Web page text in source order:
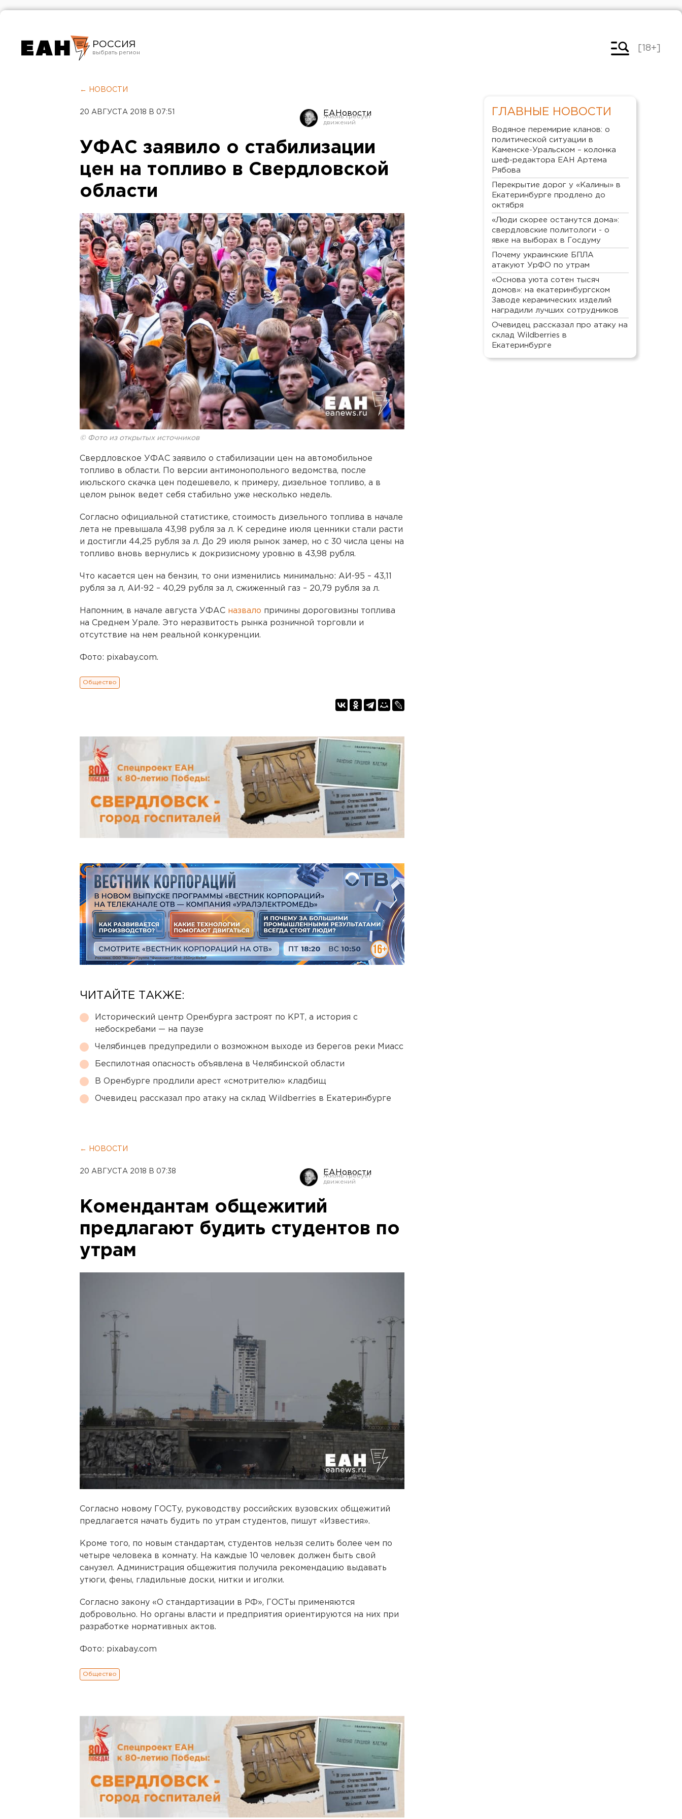
РОССИЯ
Челябинск
[18+]
← НОВОСТИ
20 АВГУСТА 2018 В 07:51 ЕАНовости
УФАС заявило о стабилизации
цен на топливо в Свердловской
области
© Фото из открытых источников
Свердловское УФАС заявило о стабилизации цен на автомобильное
топливо в области. По версии антимонопольного ведомства, после
июльского скачка цен подешевело, к примеру, дизельное топливо, а в
целом рынок ведет себя стабильно уже несколько недель.
Согласно официальной статистике, стоимость дизельного топлива в начале
лета не превышала 43,98 рубля за л. К середине июля ценники стали расти
и достигли 44,25 рубля за л. До 29 июля рынок замер, но с 30 числа цены на
топливо вновь вернулись к докризисному уровню в 43,98 рубля.
Что касается цен на бензин, то они изменились минимально: АИ-95 – 43,11
рубля за л, АИ-92 – 40,29 рубля за л, сжиженный газ – 20,79 рубля за л.
Напомним, в начале августа УФАС назвало причины дороговизны топлива
на Среднем Урале. Это неразвитость рынка розничной торговли и
отсутствие на нем реальной конкуренции.
Фото: pixabay.com.
Общество
ЧИТАЙТЕ ТАКЖЕ:
Исторический центр Оренбурга застроят по КРТ, а история с
небоскребами — на паузе
Челябинцев предупредили о возможном выходе из берегов реки Миасс
Беспилотная опасность объявлена в Челябинской области
В Оренбурге продлили арест «смотрителю» кладбищ
Очевидец рассказал про атаку на склад Wildberries в Екатеринбурге
← НОВОСТИ
20 АВГУСТА 2018 В 07:38 ЕАНовости
Комендантам общежитий
предлагают будить студентов по
утрам
Согласно новому ГОСТу, руководству российских вузовских общежитий
предлагается начать будить по утрам студентов, пишут «Известия».
Кроме того, по новым стандартам, студентов нельзя селить более чем по
четыре человека в комнату. На каждые 10 человек должен быть свой
санузел. Администрация общежития получила рекомендацию выдавать
утюги, фены, гладильные доски, нитки и иголки.
Согласно закону «О стандартизации в РФ», ГОСТы применяются
добровольно. Но органы власти и предприятия ориентируются на них при
разработке нормативных актов.
Фото: pixabay.com
Общество
ГЛАВНЫЕ НОВОСТИ
Водяное перемирие кланов: о
политической ситуации в
Каменске-Уральском – колонка
шеф-редактора ЕАН Артема
Рябова
Перекрытие дорог у «Калины» в
Екатеринбурге продлено до
октября
«Люди скорее останутся дома»:
свердловские политологи - о
явке на выборах в Госдуму
Почему украинские БПЛА
атакуют УрФО по утрам
«Основа уюта сотен тысяч
домов»: на екатеринбургском
Заводе керамических изделий
наградили лучших сотрудников
Очевидец рассказал про атаку на
склад Wildberries в
Екатеринбурге